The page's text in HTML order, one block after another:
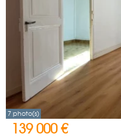
7 photo(s)
139 000 €